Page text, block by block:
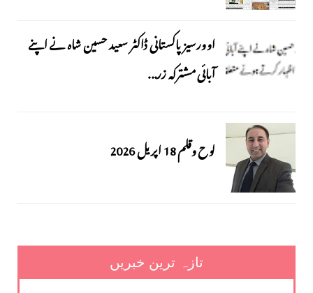
اوورسیز پاکستانی ڈاکٹر سعید حسین شاہ نے اپنے
آبائی مشترکہ زر...
لوح وقلم 18 اپریل 2026
تازہ ترین خبریں